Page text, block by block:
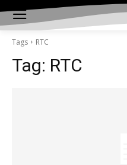
Tags RTC
Tag: RTC